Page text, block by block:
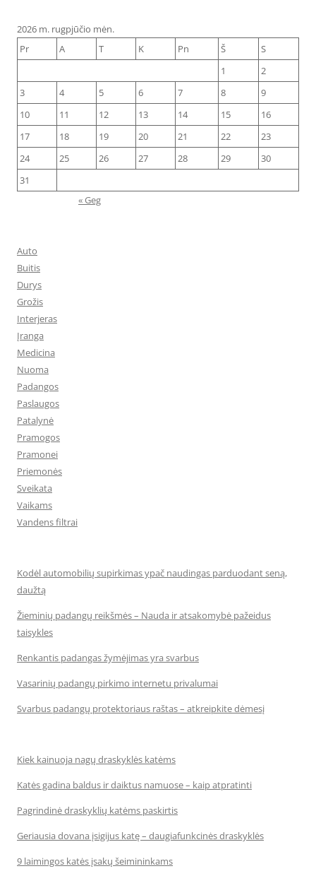
2026 m. rugpjūčio mėn.
Pr
A T K Pn Š
S
1
2
3
4 5 6 7 8
9
10
11 12 13 14 15
16
17
18 19 20 21 22
23
24
25 26 27 28 29
30
31
« Geg
Auto
Buitis
Durys
Grožis
Interjeras
Įranga
Medicina
Nuoma
Padangos
Paslaugos
Patalynė
Pramogos
Pramonei
Priemonės
Sveikata
Vaikams
Vandens filtrai
Kodėl automobilių supirkimas ypač naudingas parduodant seną,
daužtą
Žieminių padangų reikšmės – Nauda ir atsakomybė pažeidus
taisykles
Renkantis padangas žymėjimas yra svarbus
Vasarinių padangų pirkimo internetu privalumai
Svarbus padangų protektoriaus raštas – atkreipkite dėmesį
Kiek kainuoja nagų draskyklės katėms
Katės gadina baldus ir daiktus namuose – kaip atpratinti
Pagrindinė draskyklių katėms paskirtis
Geriausia dovana įsigijus katę – daugiafunkcinės draskyklės
9 laimingos katės įsakų šeimininkams